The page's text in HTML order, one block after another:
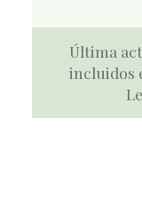
Última
incluidos